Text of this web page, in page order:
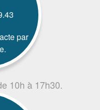
par
10h à 17h30.